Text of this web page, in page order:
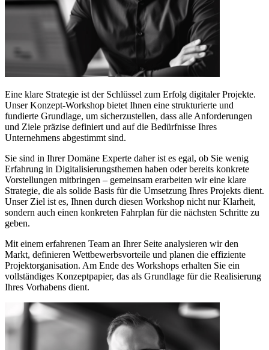
Eine klare Strategie ist der Schlüssel zum Erfolg digitaler Projekte.
Unser Konzept-Workshop bietet Ihnen eine strukturierte und
fundierte Grundlage, um sicherzustellen, dass alle Anforderungen
und Ziele präzise definiert und auf die Bedürfnisse Ihres
Unternehmens abgestimmt sind.
Sie sind in Ihrer Domäne Experte daher ist es egal, ob Sie wenig
Erfahrung in Digitalisierungsthemen haben oder bereits konkrete
Vorstellungen mitbringen – gemeinsam erarbeiten wir eine klare
Strategie, die als solide Basis für die Umsetzung Ihres Projekts dient.
Unser Ziel ist es, Ihnen durch diesen Workshop nicht nur Klarheit,
sondern auch einen konkreten Fahrplan für die nächsten Schritte zu
geben.
Mit einem erfahrenen Team an Ihrer Seite analysieren wir den
Markt, definieren Wettbewerbsvorteile und planen die effiziente
Projektorganisation. Am Ende des Workshops erhalten Sie ein
vollständiges Konzeptpapier, das als Grundlage für die Realisierung
Ihres Vorhabens dient.